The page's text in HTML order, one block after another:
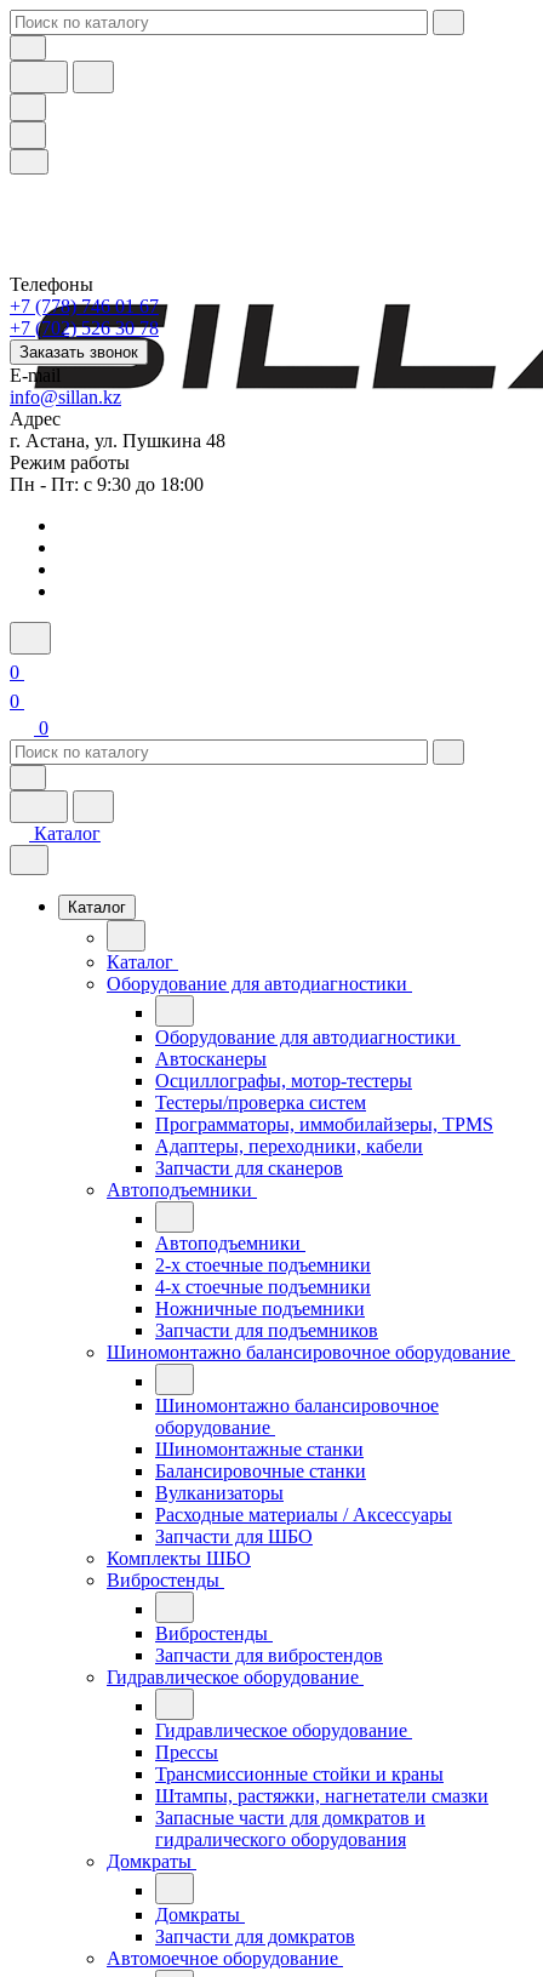
Телефоны
+7 (778) 746 01 67
+7 (702) 526 30 78
Заказать звонок
E-mail
info@sillan.kz
Адрес
г. Астана, ул. Пушкина 48
Режим работы
Пн - Пт: с 9:30 до 18:00
0
0
0
Каталог
Каталог
Каталог
Оборудование для автодиагностики
Оборудование для автодиагностики
Автосканеры
Осциллографы, мотор-тестеры
Тестеры/проверка систем
Программаторы, иммобилайзеры, TPMS
Адаптеры, переходники, кабели
Запчасти для сканеров
Автоподъемники
Автоподъемники
2-х стоечные подъемники
4-х стоечные подъемники
Ножничные подъемники
Запчасти для подъемников
Шиномонтажно балансировочное оборудование
Шиномонтажно балансировочное
оборудование
Шиномонтажные станки
Балансировочные станки
Вулканизаторы
Расходные материалы / Аксессуары
Запчасти для ШБО
Комплекты ШБО
Вибростенды
Вибростенды
Запчасти для вибростендов
Гидравлическое оборудование
Гидравлическое оборудование
Прессы
Трансмиссионные стойки и краны
Штампы, растяжки, нагнетатели смазки
Запасные части для домкратов и
гидралического оборудования
Домкраты
Домкраты
Запчасти для домкратов
Автомоечное оборудование